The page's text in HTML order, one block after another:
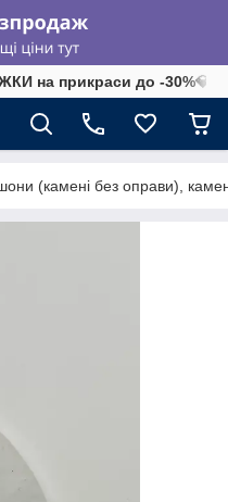
на прикраси до -30%💎
(камені без оправи),